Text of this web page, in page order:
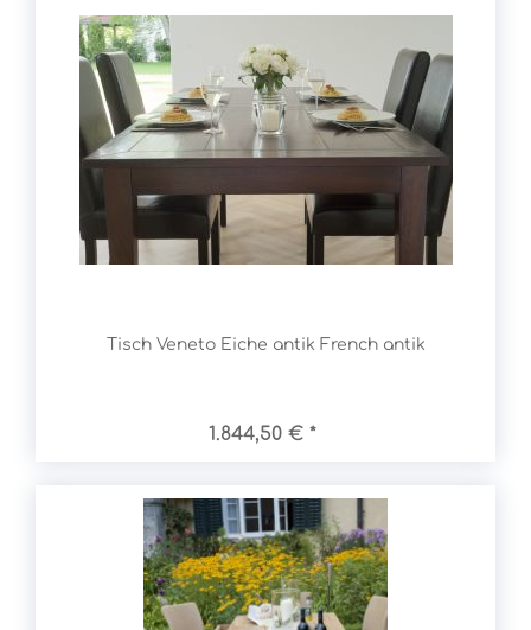
Tisch Veneto Eiche antik French antik
1.844,50 € *